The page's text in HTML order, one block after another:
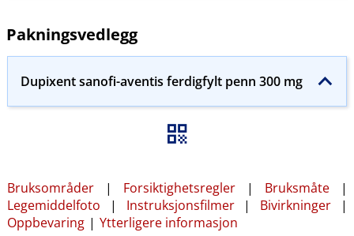
Pakningsvedlegg
Dupixent sanofi-aventis ferdigfylt penn 300 mg
Bruksområder | Forsiktighetsregler | Bruksmåte |
Legemiddelfoto | Instruksjonsfilmer | Bivirkninger |
Oppbevaring | Ytterligere informasjon